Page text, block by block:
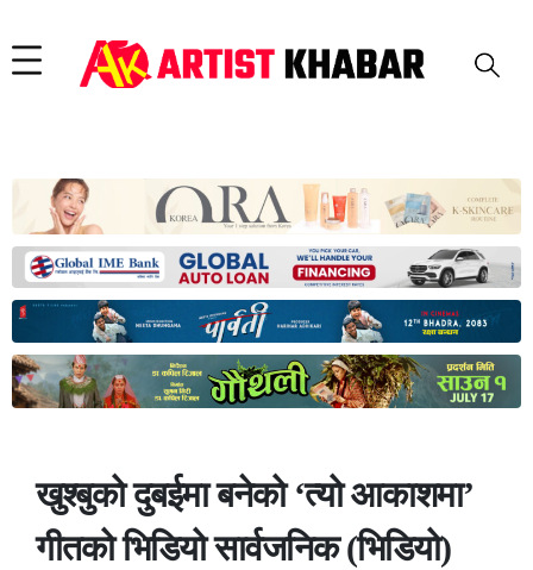
खुश्बुको दुबईमा बनेको ‘त्यो आकाशमा’
गीतको भिडियो सार्वजनिक (भिडियो)